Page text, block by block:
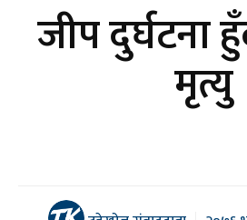
जीप दुर्घटना
मृत्यु